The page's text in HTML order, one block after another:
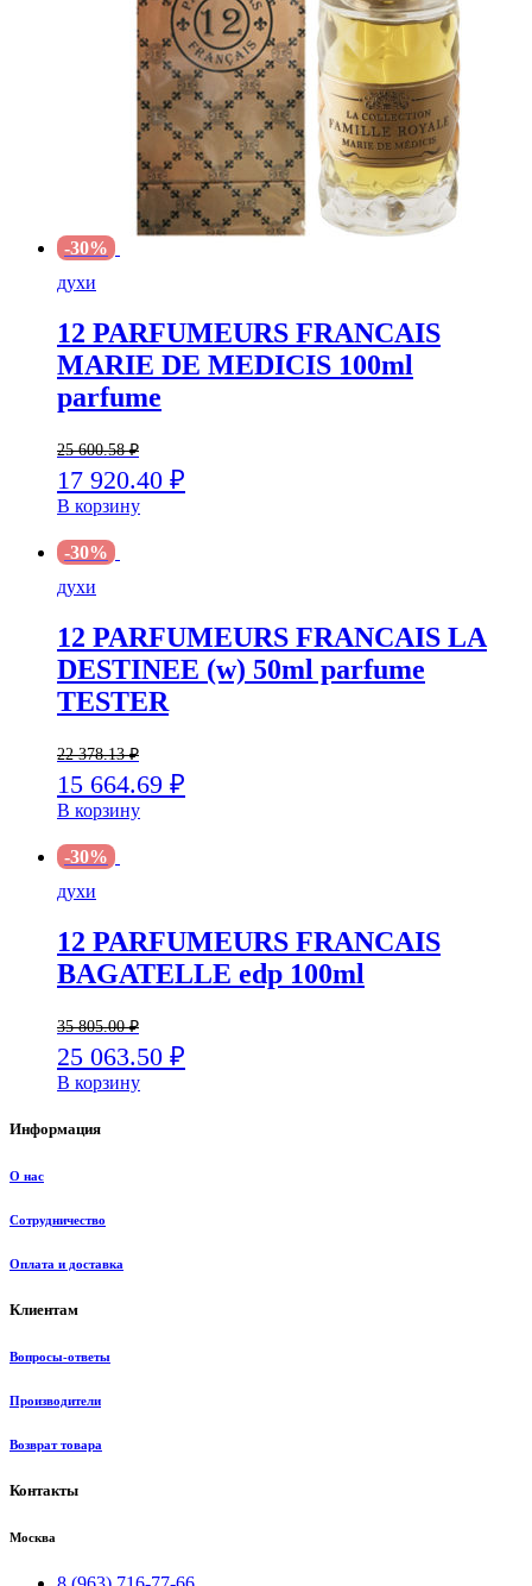
-30%
духи
12 PARFUMEURS FRANCAIS
MARIE DE MEDICIS 100ml
parfume
25 600.58₽
17 920.40 ₽
В корзину
-30%
духи
12 PARFUMEURS FRANCAIS LA
DESTINEE (w) 50ml parfume
TESTER
22 378.13₽
15 664.69 ₽
В корзину
-30%
духи
12 PARFUMEURS FRANCAIS
BAGATELLE edp 100ml
35 805.00₽
25 063.50 ₽
В корзину
Информация
О нас
Сотрудничество
Оплата и доставка
Клиентам
Вопросы-ответы
Производители
Возврат товара
Контакты
Москва